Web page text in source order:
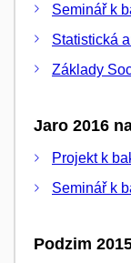
Seminář k
Statistická
Základy
Jaro 2016
Projekt k
Seminář k
Podzim